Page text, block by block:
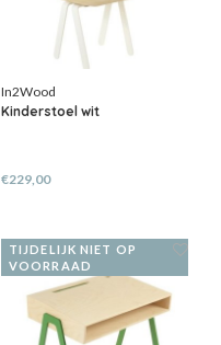
In2Wood
Kinderstoel wit
€229,00
TIJDELIJK NIET OP
VOORRAAD